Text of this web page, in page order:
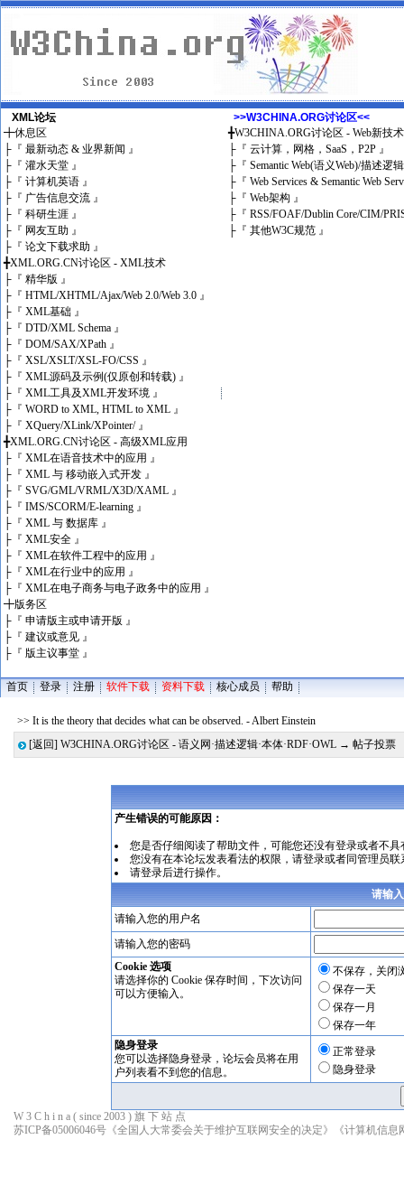
XML论坛
╋休息区
├ 『 最新动态 & 业界新闻 』
├ 『 灌水天堂 』
├ 『 计算机英语 』
├ 『 广告信息交流 』
├ 『 科研生涯 』
├ 『 网友互助 』
├ 『 论文下载求助 』
╋XML.ORG.CN讨论区 - XML技术
├ 『 精华版 』
├ 『 HTML/XHTML/Ajax/Web 2.0/Web 3.0 』
├ 『 XML基础 』
├ 『 DTD/XML Schema 』
├ 『 DOM/SAX/XPath 』
├ 『 XSL/XSLT/XSL-FO/CSS 』
├ 『 XML源码及示例(仅原创和转载) 』
├ 『 XML工具及XML开发环境 』
├ 『 WORD to XML, HTML to XML 』
├ 『 XQuery/XLink/XPointer/ 』
╋XML.ORG.CN讨论区 - 高级XML应用
├ 『 XML在语音技术中的应用 』
├ 『 XML 与 移动嵌入式开发 』
├ 『 SVG/GML/VRML/X3D/XAML 』
├ 『 IMS/SCORM/E-learning 』
├ 『 XML 与 数据库 』
├ 『 XML安全 』
├ 『 XML在软件工程中的应用 』
├ 『 XML在行业中的应用 』
├ 『 XML在电子商务与电子政务中的应用 』
╋版务区
├ 『 申请版主或申请开版 』
├ 『 建议或意见 』
├ 『 版主议事堂 』
>>W3CHINA.ORG讨论区<<
╋W3CHINA.ORG讨论区 - Web新技
├ 『 云计算，网格，SaaS，P2P 』
├ 『 Semantic Web(语义Web)/描述逻
├ 『 Web Services & Semantic Web
├ 『 Web架构 』
├ 『 RSS/FOAF/Dublin Core/CIM/
├ 『 其他W3C规范 』
首页 登录 注册 软件下载 资料下载 核心成员 帮助
>> It is the theory that decides what can be observed. - Albert Einstein
[返回] W3CHINA.ORG讨论区 - 语义网·描述逻辑·本体·RDF·OWL → 帖子投票
产生错误的可能原因：
您是否仔细阅读了帮助文件，可能您还没有登录或者不
您没有在本论坛发表看法的权限，请登录或者同管理员联
请登录后进行操作。
请输
请输入您的用户名
请输入您的密码
Cookie 选项
请选择你的 Cookie 保存时间，下次访问
可以方便输入。
不保存，关闭
保存一天
保存一月
保存一年
隐身登录
您可以选择隐身登录，论坛会员将在用
户列表看不到您的信息。
正常登录
隐身登录
W 3 C h i n a ( since 2003 ) 旗 下 站 点
苏ICP备05006046号 《全国人大常委会关于维护互联网安全的决定》 《计算机信